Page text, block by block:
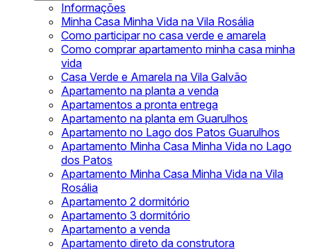
Informações
Minha Casa Minha Vida na Vila Rosália
Como participar no casa verde e amarela
Como comprar apartamento minha casa minha
vida
Casa Verde e Amarela na Vila Galvão
Apartamento na planta a venda
Apartamentos a pronta entrega
Apartamento na planta em Guarulhos
Apartamento no Lago dos Patos Guarulhos
Apartamento Minha Casa Minha Vida no Lago
dos Patos
Apartamento Minha Casa Minha Vida na Vila
Rosália
Apartamento 2 dormitório
Apartamento 3 dormitório
Apartamento a venda
Apartamento direto da construtora